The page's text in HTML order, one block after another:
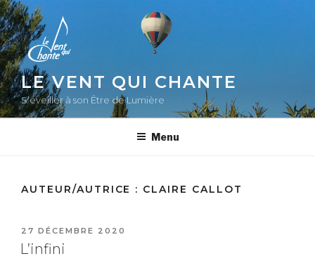
Aller
au
contenu
principal
LE VENT QUI CHANTE
S’éveiller à son Être de Lumière
Menu
AUTEUR/AUTRICE : CLAIRE CALLOT
PUBLIÉ
LE
27 DÉCEMBRE 2020
L’infini